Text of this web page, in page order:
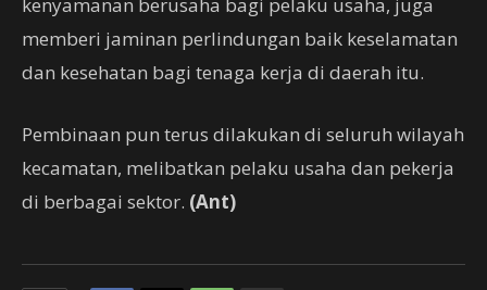
memberi jaminan perlindungan baik keselamatan
dan kesehatan bagi tenaga kerja di daerah itu.
Pembinaan pun terus dilakukan di seluruh wilayah
kecamatan, melibatkan pelaku usaha dan pekerja
di berbagai sektor. (Ant)